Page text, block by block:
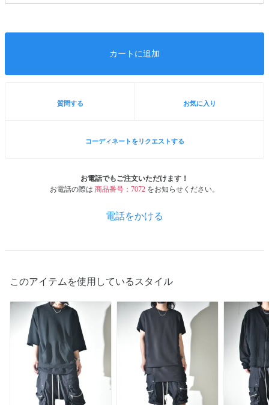
カートに追加
質問する お気に入り
コーディネートをリクエストする
お電話でもご注文いただけます！
お電話の際は 商品番号：7072 をお知らせください。
電話をかける
このアイテムを使用しているスタイル